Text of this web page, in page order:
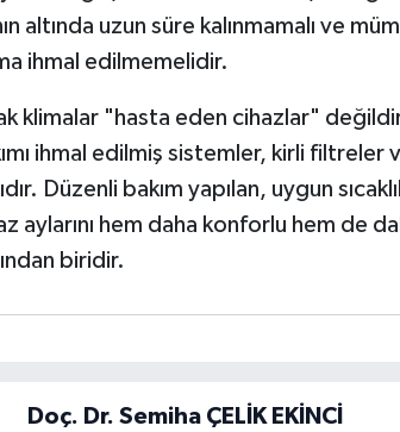
altında uzun süre kalınmamalı ve
ihmal edilmemelidir.
klimalar "hasta eden cihazlar"
ihmal edilmiş sistemler, kirli filtreler
Düzenli bakım yapılan, uygun
aylarını hem daha konforlu hem de
biridir.
Doç. Dr. Semiha ÇELİK EKİNCİ